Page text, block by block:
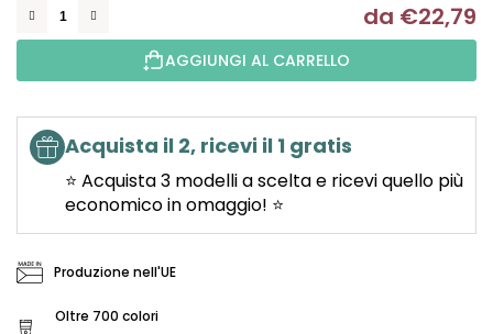
da €22,79
AGGIUNGI AL CARRELLO
Acquista il 2, ricevi il 1 gratis
⭐ Acquista 3 modelli a scelta e ricevi quello più
economico in omaggio! ⭐
Produzione nell'UE
Oltre 700 colori